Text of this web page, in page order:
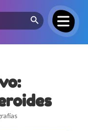
Search Button